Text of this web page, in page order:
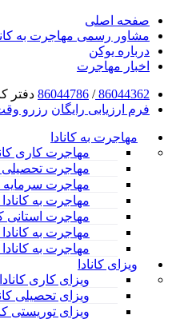
صفحه اصلی
مشاور رسمی مهاجرت به
درباره یوکن
اخبار مهاجرت
86044362
/
86044786 دفتر
فرم ارزیابی رایگان رزرو
مهاجرت به کانادا
مهاجرت کاری
مهاجرت تحصیلی
مهاجرت سرمایه
مهاجرت به
مهاجرت استانی
مهاجرت به
مهاجرت به
ویزای کانادا
ویزای کاری کانادا
ویزای تحصیلی
ویزای توریستی